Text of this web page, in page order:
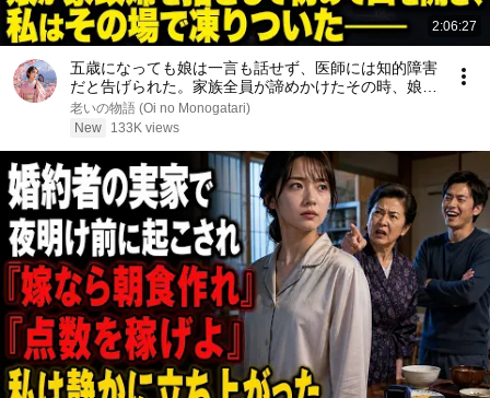
2:06:27
五歳になっても娘は一言も話せず、医師には知的障害
だと告げられた。家族全員が諦めかけたその時、娘が
家政婦を指さして初めて口を開き、私はその場で凍り
ついた――
老いの物語 (Oi no Monogatari)
New
133K views